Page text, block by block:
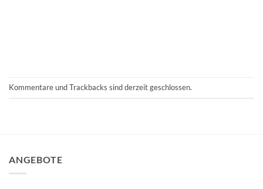
Kommentare und Trackbacks sind derzeit geschlossen.
ANGEBOTE